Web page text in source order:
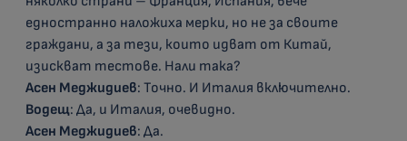
едностранно наложиха мерки, но не за своите
граждани, а за тези, които идват от Китай,
изискват тестове. Нали така?
Асен Меджидиев: Точно. И Италия включително.
Водещ: Да, и Италия, очевидно.
Асен Меджидиев: Да.